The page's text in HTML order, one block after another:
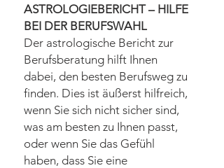
ASTROLOGIEBERICHT – HILFE
BEI DER BERUFSWAHL
Der astrologische Bericht zur
Berufsberatung hilft Ihnen
dabei, den besten Berufsweg zu
finden. Dies ist äußerst hilfreich,
wenn Sie sich nicht sicher sind,
was am besten zu Ihnen passt,
oder wenn Sie das Gefühl
haben, dass Sie eine